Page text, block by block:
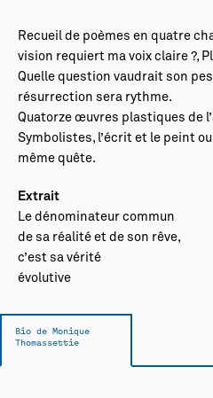
Recueil de poèmes en quatre
vision requiert ma voix claire ?,
Quelle question vaudrait son
résurrection sera rythme.
Quatorze œuvres plastiques de
Symbolistes, l’écrit et le peint
même quête.
Extrait
Le dénominateur commun
de sa réalité et de son rêve,
c’est sa vérité
évolutive
Bio de Monique
Thomassettie